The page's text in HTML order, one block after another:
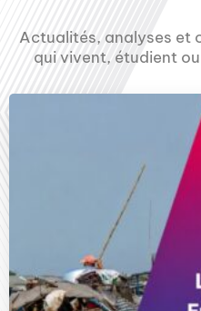
Actualités, analyses et
qui vivent, étudient